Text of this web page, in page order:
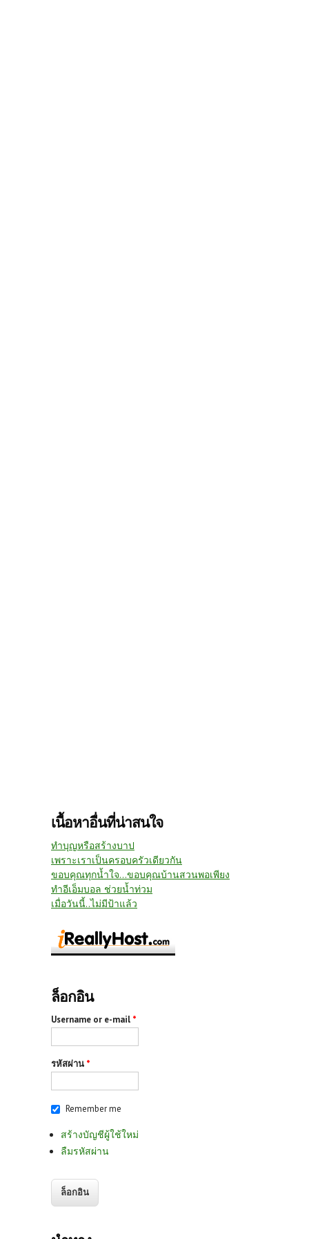
เนื้อหาอื่นที่น่าสนใจ
ทำบุญหรือสร้างบาป
เพราะเราเป็นครอบครัวเดียวกัน
ขอบคุณทุกน้ำใจ...ขอบคุณบ้านสวนพอเพียง
ทำอีเอ็มบอล ช่วยน้ำท่วม
เมื่อวันนี้..ไม่มีป้าแล้ว
ล็อกอิน
Username or e-mail *
รหัสผ่าน *
Remember me
สร้างบัญชีผู้ใช้ใหม่
ลืมรหัสผ่าน